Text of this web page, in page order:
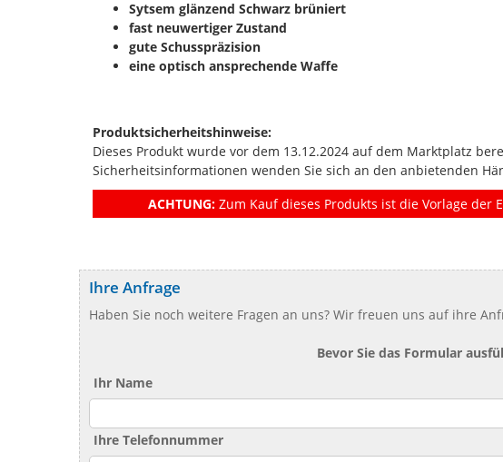
Sytsem glänzend Schwarz brüniert
fast neuwertiger Zustand
gute Schusspräzision
eine optisch ansprechende Waffe
Produktsicherheitshinweise:
Dieses Produkt wurde vor dem 13.12.2024 auf dem Marktplatz
Sicherheitsinformationen wenden Sie sich an den anbietenden
ACHTUNG: Zum Kauf dieses Produkts ist die Vorlage
Ihre Anfrage
Haben Sie noch weitere Fragen an uns? Wir freuen uns auf ihre
Bevor Sie das Formular
Ihr Name
Ihre Telefonnummer